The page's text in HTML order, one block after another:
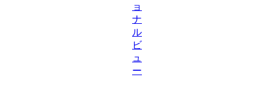
ョ
ナ
ル
ビ
ュ
ー